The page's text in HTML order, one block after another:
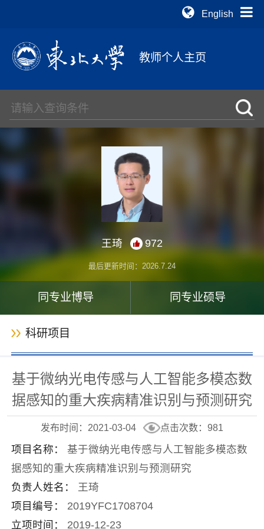
English
教师个人主页
王琦 972
最后更新时间： 2026.7.24
同专业博导 同专业硕导
科研项目
基于微纳光电传感与人工智能多模态数
据感知的重大疾病精准识别与预测研究
发布时间：2021-03-04 点击次数： 981
项目名称：
基于微纳光电传感与人工智能多模态数
据感知的重大疾病精准识别与预测研究
负责人姓名：
王琦
项目编号：
2019YFC1708704
立项时间：
2019-12-23